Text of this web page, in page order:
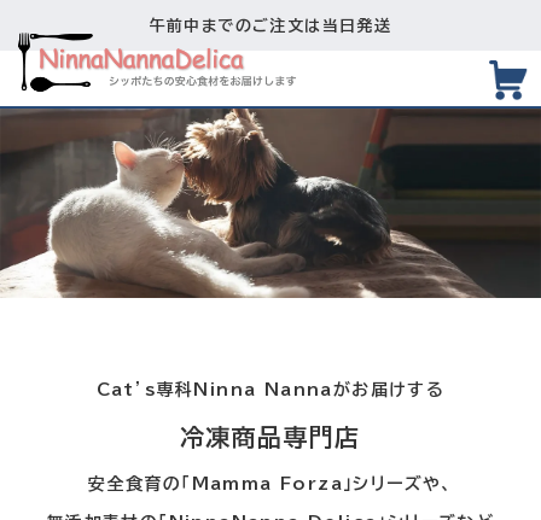
午前中までのご注文は当日発送
Cat’s専科Ninna Nannaがお届けする
冷凍商品専門店
安全食育の「Mamma Forza」シリーズや、